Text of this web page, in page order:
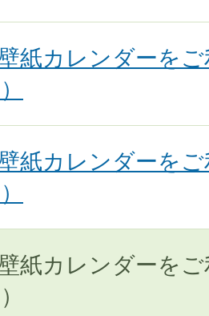
紙カレンダーを
紙カレンダーを
紙カレンダーを